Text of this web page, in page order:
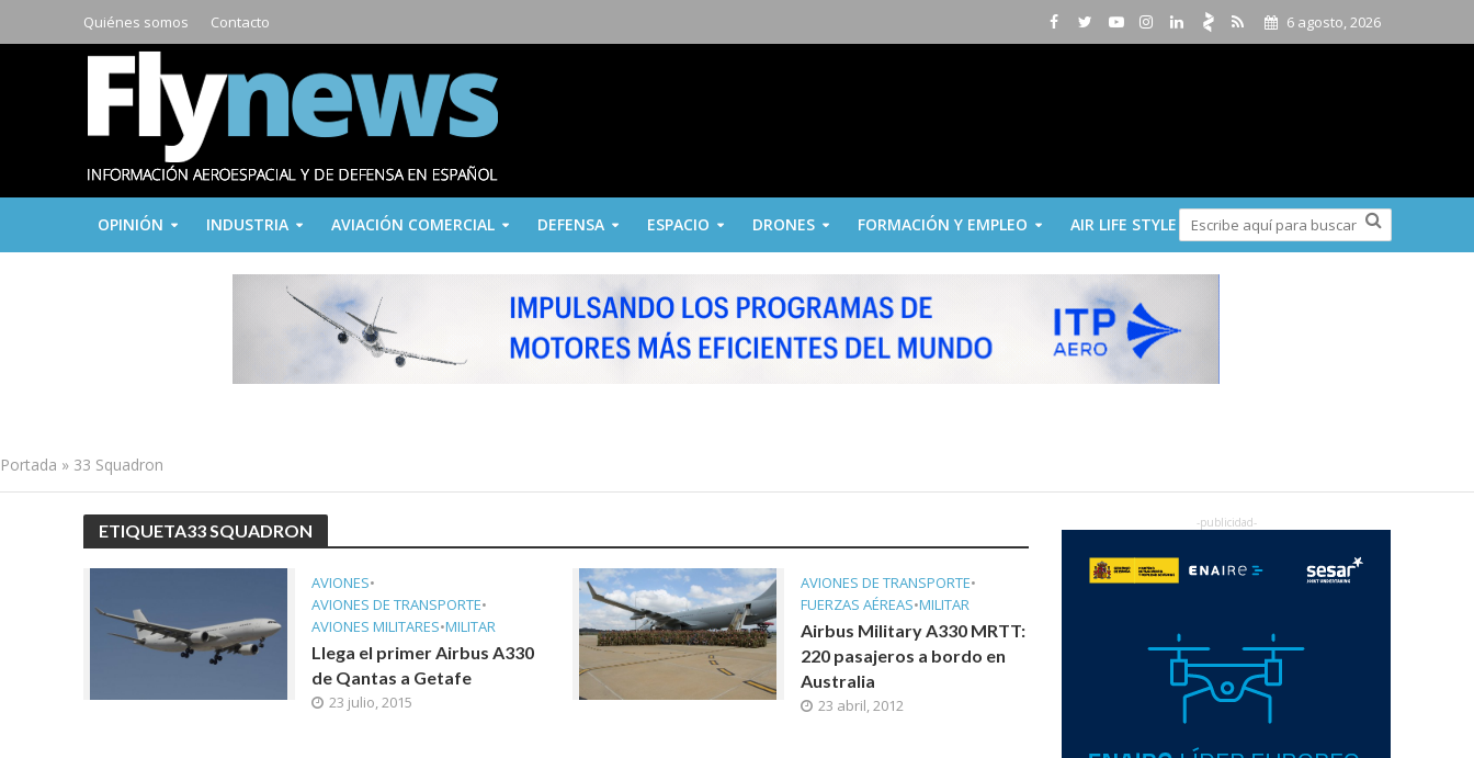
Quiénes somos Contacto 6 agosto, 2026
OPINIÓN INDUSTRIA AVIACIÓN COMERCIAL DEFENSA ESPACIO DRONES FORMACIÓN Y EMPLEO AIR LIFE STYLE
Portada » 33 Squadron
ETIQUETA33 SQUADRON
AVIONES•
AVIONES DE TRANSPORTE•
AVIONES MILITARES•MILITAR
Llega el primer Airbus A330
de Qantas a Getafe
23 julio, 2015
AVIONES DE TRANSPORTE•
FUERZAS AÉREAS•MILITAR
Airbus Military A330 MRTT:
220 pasajeros a bordo en
Australia
23 abril, 2012